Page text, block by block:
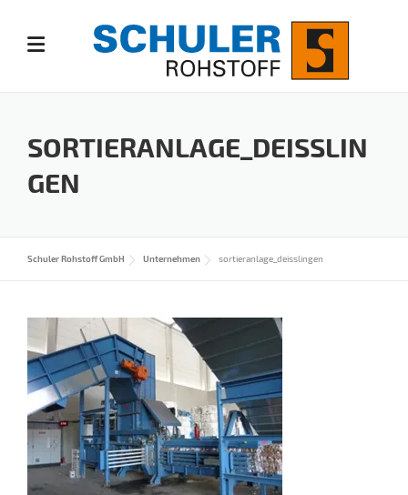
content
SORTIERANLAGE_DEISSLIN
GEN
Schuler Rohstoff GmbH Unternehmen sortieranlage_deisslingen